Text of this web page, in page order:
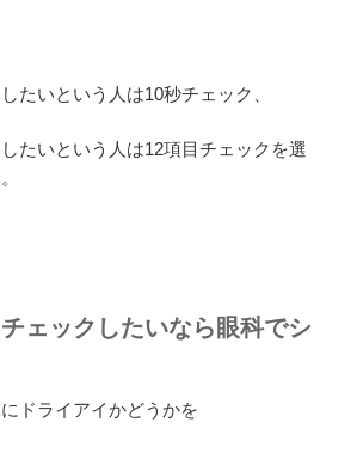
たいという人は10秒チェック、
たいという人は12項目チェックを選
ェックしたいなら眼科でシ
ドライアイかどうかを